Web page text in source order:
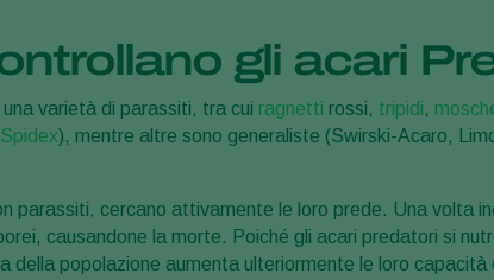
gli acari
varietà di parassiti, tra cui ragnetti rossi, tripidi,
Spidex), mentre altre sono generaliste (Swirski-Acaro,
parassiti, cercano attivamente le loro prede. Una volta
causandone la morte. Poiché gli acari predatori si
della popolazione aumenta ulteriormente le loro